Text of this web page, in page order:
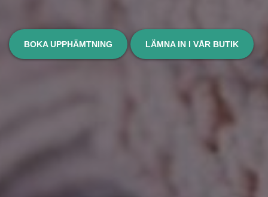
BOKA UPPHÄMTNING LÄMNA IN I VÅR BUTIK